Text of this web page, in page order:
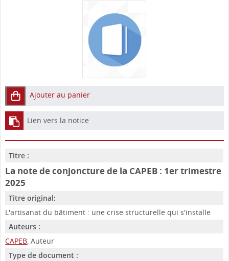
Ajouter au panier
Lien vers la notice
Titre :
La note de conjoncture de la CAPEB : 1er trimestre
2025
Titre original:
L'artisanat du bâtiment : une crise structurelle qui s'installe
Auteurs :
CAPEB, Auteur
Type de document :